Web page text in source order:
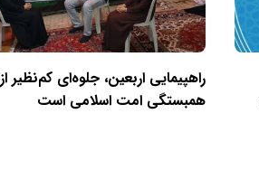
راهپیمایی اربعین، جلوه‌ای کم‌نظیر از
همبستگی امت اسلامی است